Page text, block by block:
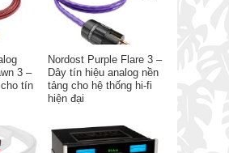
3 –
tín
Nordost Purple Flare 3 –
Dây tín hiệu analog nền
tảng cho hệ thống hi-fi
hiện đại